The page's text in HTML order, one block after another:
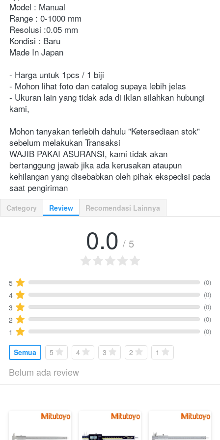
Model : Manual
Range : 0-1000 mm
Resolusi :0.05 mm
Kondisi : Baru
Made In Japan
- Harga untuk 1pcs / 1 biji
- Mohon lihat foto dan catalog supaya lebih jelas
- Ukuran lain yang tidak ada di iklan silahkan hubungi
kami,
Mohon tanyakan terlebih dahulu "Ketersediaan stok"
sebelum melakukan Transaksi
WAJIB PAKAI ASURANSI, kami tidak akan
bertanggung jawab jika ada kerusakan ataupun
kehilangan yang disebabkan oleh pihak ekspedisi pada
saat pengiriman
Category Review Recomendasi Lainnya
0.0 / 5
5 (0)
4 (0)
3 (0)
2 (0)
1 (0)
Semua 5 4 3 2 1
Belum ada review